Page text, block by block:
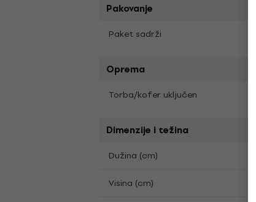
Pakovanje
Paket sadrži
Oprema
Torba/kofer uključen
Dimenzije i težina
Dužina (cm)
Visina (cm)